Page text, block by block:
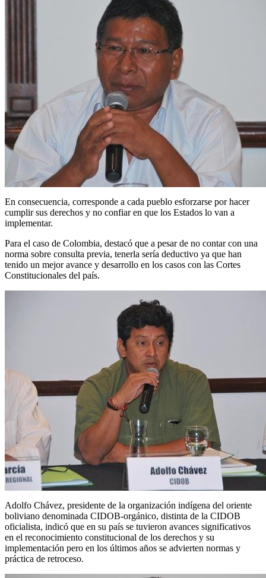
En consecuencia, corresponde a cada pueblo esforzarse por hacer
cumplir sus derechos y no confiar en que los Estados lo van a
implementar.
Para el caso de Colombia, destacó que a pesar de no contar con una
norma sobre consulta previa, tenerla sería deductivo ya que han
tenido un mejor avance y desarrollo en los casos con las Cortes
Constitucionales del país.
Adolfo Chávez, presidente de la organización indígena del oriente
boliviano denominada CIDOB-orgánico, distinta de la CIDOB
oficialista, indicó que en su país se tuvieron avances significativos
en el reconocimiento constitucional de los derechos y su
implementación pero en los últimos años se advierten normas y
práctica de retroceso.